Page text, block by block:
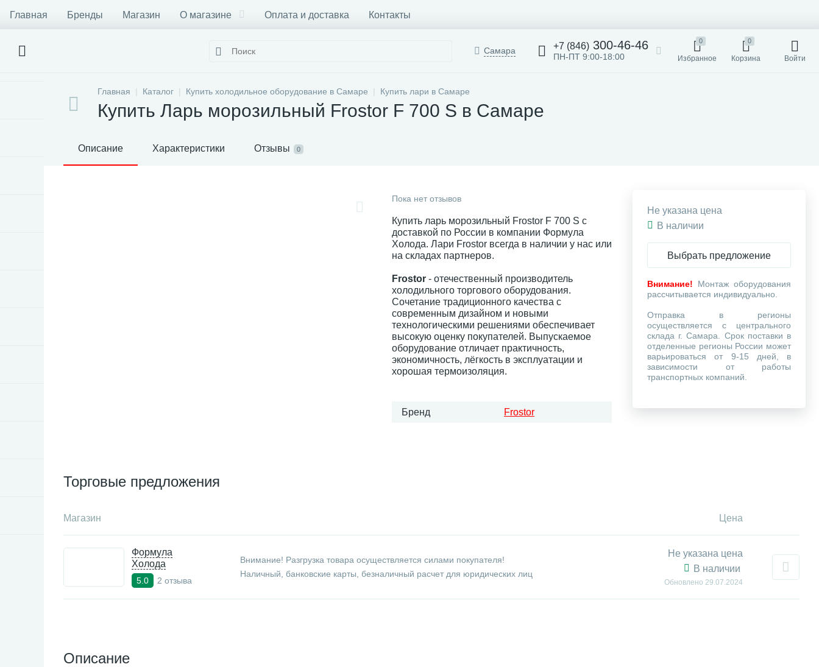
Главная Бренды Магазин О магазине Оплата и доставка Контакты
Самара +7 (846) 300-46-46
ПН-ПТ 9:00-18:00
0
Избранное
0
Корзина Войти
Главная Каталог Купить холодильное оборудование в Самаре Купить лари в Самаре
Купить Ларь морозильный Frostor F 700 S в Самаре
Описание Характеристики Отзывы 0
Пока нет отзывов
Купить ларь морозильный Frostor F 700 S с
доставкой по России в компании Формула
Холода. Лари Frostor всегда в наличии у нас или
на складах партнеров.
Frostor - отечественный производитель
холодильного торгового оборудования.
Сочетание традиционного качества с
современным дизайном и новыми
технологическими решениями обеспечивает
высокую оценку покупателей. Выпускаемое
оборудование отличает практичность,
экономичность, лёгкость в эксплуатации и
хорошая термоизоляция.
Бренд Frostor
Торговые предложения
Магазин Цена
Формула
Холода
5.0 2 отзыва
Внимание! Разгрузка товара осуществляется силами покупателя!
Наличный, банковские карты, безналичный расчет для юридических лиц
Не указана цена
В наличии
Обновлено 29.07.2024
Описание
Не указана цена
В наличии
Выбрать предложение
Внимание! Монтаж оборудования
рассчитывается индивидуально.
Отправка в регионы
осуществляется с центрального
склада г. Самара. Срок поставки в
отделенные регионы России может
варьироваться от 9-15 дней, в
зависимости от работы
транспортных компаний.